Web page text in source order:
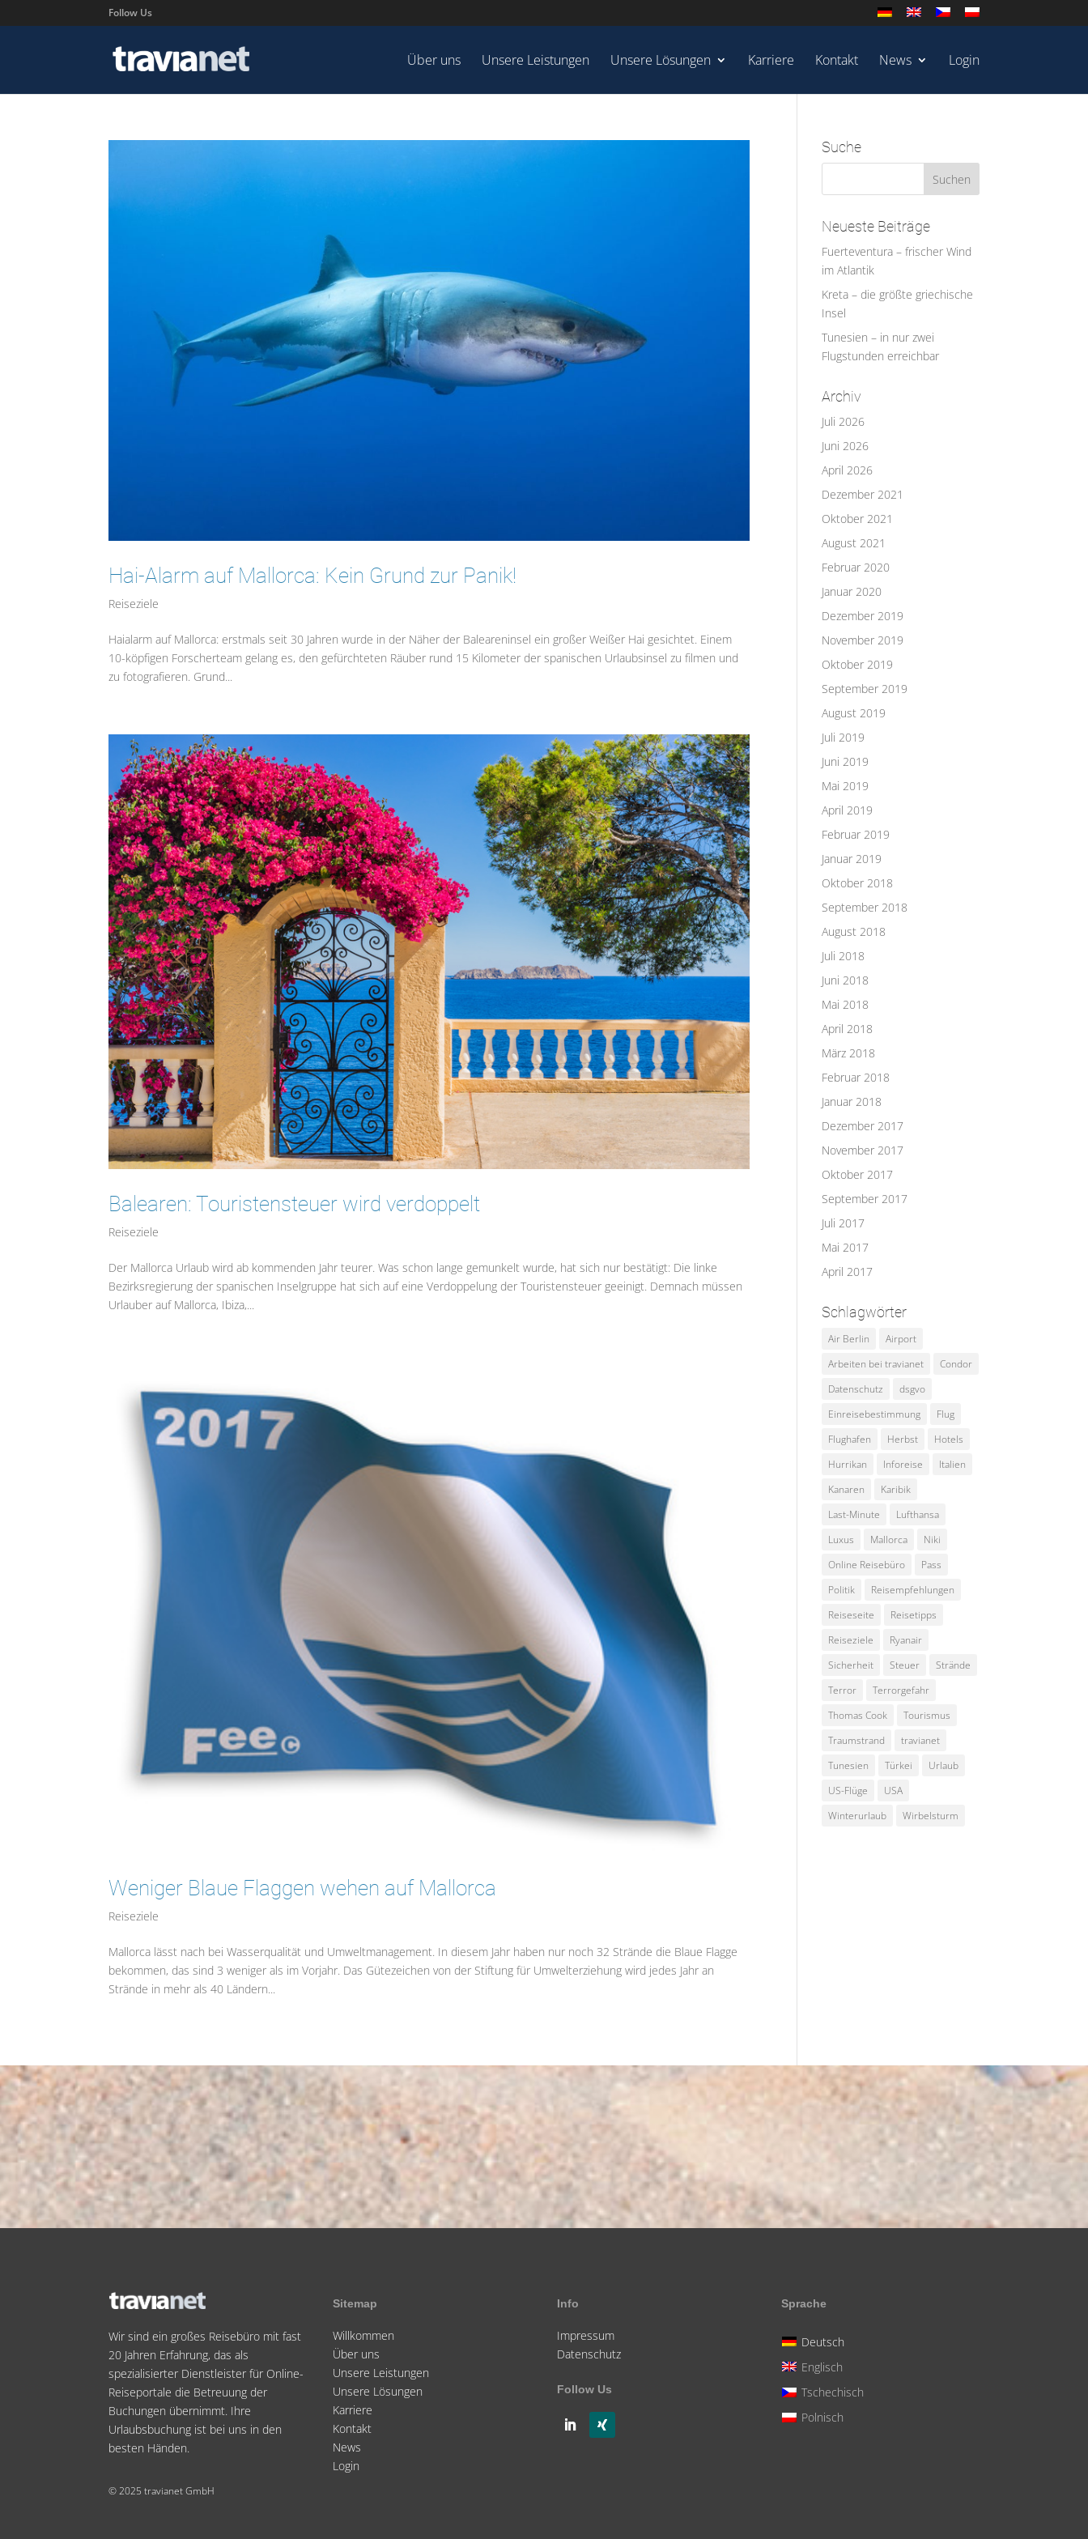
Follow Us
Über uns Unsere Leistungen Unsere Lösungen Karriere Kontakt News Login
Hai-Alarm auf Mallorca: Kein Grund zur Panik!
Reiseziele
Haialarm auf Mallorca: erstmals seit 30 Jahren wurde in der Näher der Baleareninsel ein großer Weißer Hai gesichtet. Einem
10-köpfigen Forscherteam gelang es, den gefürchteten Räuber rund 15 Kilometer der spanischen Urlaubsinsel zu filmen und
zu fotografieren. Grund...
Balearen: Touristensteuer wird verdoppelt
Reiseziele
Der Mallorca Urlaub wird ab kommenden Jahr teurer. Was schon lange gemunkelt wurde, hat sich nur bestätigt: Die linke
Bezirksregierung der spanischen Inselgruppe hat sich auf eine Verdoppelung der Touristensteuer geeinigt. Demnach müssen
Urlauber auf Mallorca, Ibiza,...
Weniger Blaue Flaggen wehen auf Mallorca
Reiseziele
Mallorca lässt nach bei Wasserqualität und Umweltmanagement. In diesem Jahr haben nur noch 32 Strände die Blaue Flagge
bekommen, das sind 3 weniger als im Vorjahr. Das Gütezeichen von der Stiftung für Umwelterziehung wird jedes Jahr an
Strände in mehr als 40 Ländern...
Suche
Neueste Beiträge
Fuerteventura – frischer Wind
im Atlantik
Kreta – die größte griechische
Insel
Tunesien – in nur zwei
Flugstunden erreichbar
Archiv
Juli 2026
Juni 2026
April 2026
Dezember 2021
Oktober 2021
August 2021
Februar 2020
Januar 2020
Dezember 2019
November 2019
Oktober 2019
September 2019
August 2019
Juli 2019
Juni 2019
Mai 2019
April 2019
Februar 2019
Januar 2019
Oktober 2018
September 2018
August 2018
Juli 2018
Juni 2018
Mai 2018
April 2018
März 2018
Februar 2018
Januar 2018
Dezember 2017
November 2017
Oktober 2017
September 2017
Juli 2017
Mai 2017
April 2017
Schlagwörter
Air Berlin
Airport
Arbeiten bei travianet
Condor
Datenschutz
dsgvo
Einreisebestimmung
Flug
Flughafen
Herbst
Hotels
Hurrikan
Inforeise
Italien
Kanaren
Karibik
Last-Minute
Lufthansa
Luxus
Mallorca
Niki
Online Reisebüro
Pass
Politik
Reisempfehlungen
Reiseseite
Reisetipps
Reiseziele
Ryanair
Sicherheit
Steuer
Strände
Terror
Terrorgefahr
Thomas Cook
Tourismus
Traumstrand
travianet
Tunesien
Türkei
Urlaub
US-Flüge
USA
Winterurlaub
Wirbelsturm
Wir sind ein großes Reisebüro mit fast
20 Jahren Erfahrung, das als
spezialisierter Dienstleister für Online-
Reiseportale die Betreuung der
Buchungen übernimmt. Ihre
Urlaubsbuchung ist bei uns in den
besten Händen.
© 2025 travianet GmbH
Sitemap
Willkommen
Über uns
Unsere Leistungen
Unsere Lösungen
Karriere
Kontakt
News
Login
Info
Impressum
Datenschutz
Follow Us
Sprache
Deutsch
Englisch
Tschechisch
Polnisch